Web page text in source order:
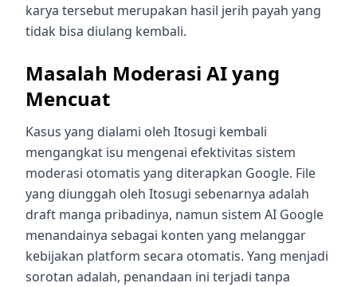
karya tersebut merupakan hasil jerih payah yang
tidak bisa diulang kembali.
Masalah Moderasi AI yang
Mencuat
Kasus yang dialami oleh Itosugi kembali
mengangkat isu mengenai efektivitas sistem
moderasi otomatis yang diterapkan Google. File
yang diunggah oleh Itosugi sebenarnya adalah
draft manga pribadinya, namun sistem AI Google
menandainya sebagai konten yang melanggar
kebijakan platform secara otomatis. Yang menjadi
sorotan adalah, penandaan ini terjadi tanpa